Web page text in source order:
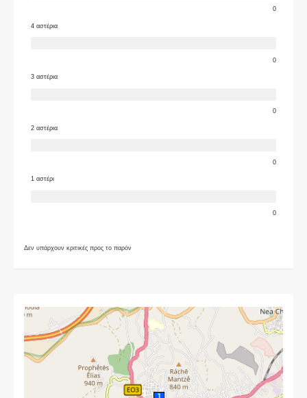
0
4 αστέρια
0
3 αστέρια
0
2 αστέρια
0
1 αστέρι
0
Δεν υπάρχουν κριτικές προς το παρόν